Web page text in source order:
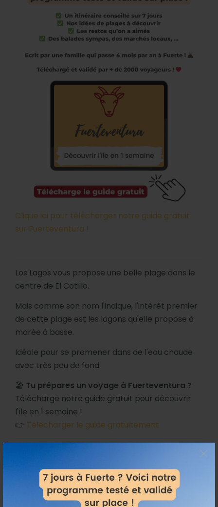
×
Clique ici pour télécharger notre guide gratuit
sur Fuerteventura !
Los Lagos vous propose une belle plage dans le
centre de El Cotillo.
Mais comme son nom l'indique, l'intérêt premier
de cette plage est les lagons qu'elle propose à
marée à basse.
Idéale pour se promener dans de l'eau chaude
avec très peu de fond.
🏖️ Tu prépares un voyage à Fuerteventura ?
Télécharge notre guide gratuit pour découvrir
l'île en 1 semaine !
👉 Télécharger le guide gratuitement